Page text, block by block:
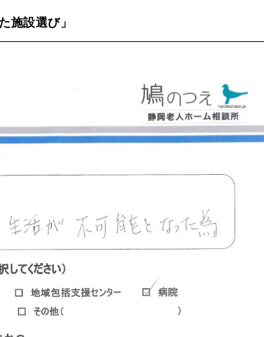
施設選び」